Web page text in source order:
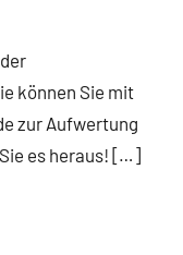
können Sie mit
zur Aufwertung
es heraus! […]